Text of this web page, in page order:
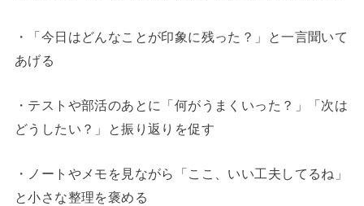
・「今日はどんなことが印象に残った？」と一言聞いて
あげる
・テストや部活のあとに「何がうまくいった？」「次は
どうしたい？」と振り返りを促す
・ノートやメモを見ながら「ここ、いい工夫してるね」
と小さな整理を褒める